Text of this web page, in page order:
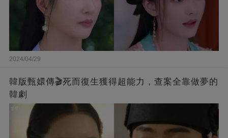
2024/04/29
韓版甄嬛傳🎬死而復生獲得超能力，查案全靠做夢的
韓劇